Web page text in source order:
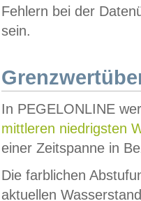
Fehlern bei der
sein.
In PEGELONLINE
mittleren niedrigsten
einer Zeitspanne in
Die farblichen
aktuellen